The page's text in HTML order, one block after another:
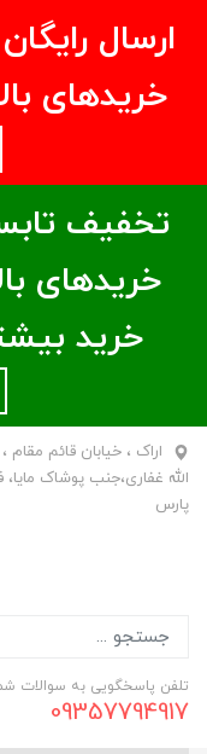
ارسال
خریدهای بالای ۵/950/
تخفیف
خرید
اراک ، خیابان قائم مقام
الله غفاری،جنب پوشاک
پارس
تلفن پاسخگویی به سوالات
09357794917